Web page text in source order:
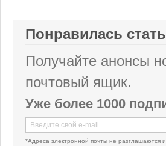
Понравилась
Получайте анонсы
почтовый ящик.
Уже более 1000
*Адреса электронной почты не разглашаются